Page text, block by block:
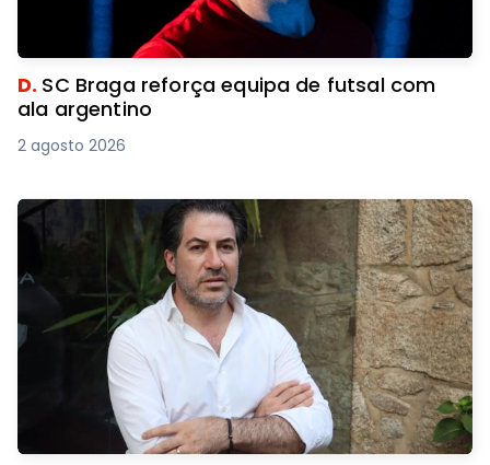
D. SC Braga reforça equipa de futsal com
ala argentino
2 agosto 2026